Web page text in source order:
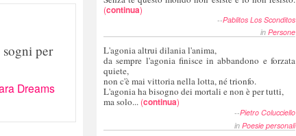
per
Dreams
(continua)
--Pablitos Los Sconditos
in Persone
L'agonia altrui dilania l'anima,
da sempre l'agonia finisce in abbandono e forzata
quiete,
non c'è mai vittoria nella lotta, né trionfo.
L'agonia ha bisogno dei mortali e non è per tutti,
ma solo... (continua)
--Pietro Colucciello
in Poesie personali